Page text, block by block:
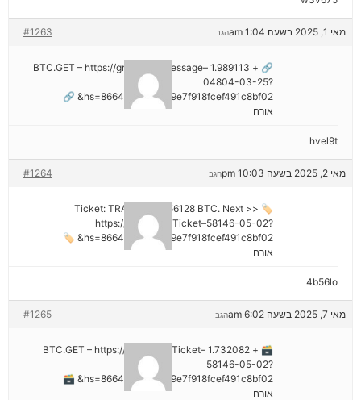
מאי 1, 2025 בשעה 1:04 am #1263 הגב
🔗 + 1.989113 BTC.GET – https://graph.org/Message–
04804-03-25?
hs=8664c520642b9e7f918fcef491c8bf02& 🔗
אורח
hvel9t
מאי 2, 2025 בשעה 10:03 pm #1264 הגב
🏷 Ticket: TRANSFER 1,56128 BTC. Next >>
https://graph.org/Ticket–58146-05-02?
hs=8664c520642b9e7f918fcef491c8bf02& 🏷
אורח
4b56lo
מאי 7, 2025 בשעה 6:02 am #1265 הגב
🗃 + 1.732082 BTC.GET – https://graph.org/Ticket–
58146-05-02?
hs=8664c520642b9e7f918fcef491c8bf02& 🗃
אורח